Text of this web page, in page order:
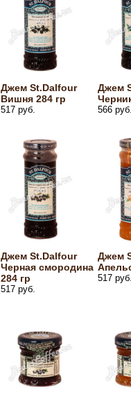
Джем St.Dalfour
Вишня 284 гр
517 руб.
Джем
566
Джем St.Dalfour
Черная смородина
284 гр
517 руб.
Джем
517